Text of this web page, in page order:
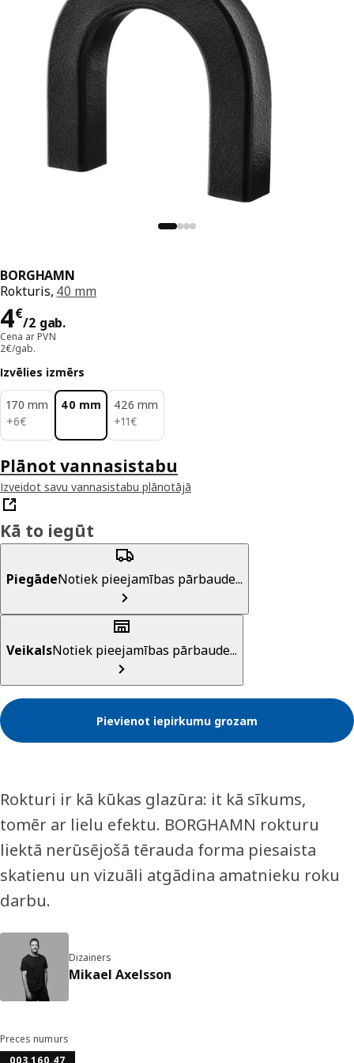
BORGHAMN
Rokturis, 40 mm
4€
/2 gab.
Cena 4€/2 gab.
Cena ar PVN
2€/gab.
Izvēlies izmērs
170 mm
+6€
6€
40 mm
426 mm
+11€
11€
Plānot vannasistabu
Izveidot savu vannasistabu plānotājā
Kā to iegūt
PiegādeNotiek pieejamības pārbaude...
VeikalsNotiek pieejamības pārbaude...
Pievienot iepirkumu grozam
Rokturi ir kā kūkas glazūra: it kā sīkums,
tomēr ar lielu efektu. BORGHAMN rokturu
liektā nerūsējošā tērauda forma piesaista
skatienu un vizuāli atgādina amatnieku roku
darbu.
Dizainers
Mikael Axelsson
Preces numurs
003.160.47